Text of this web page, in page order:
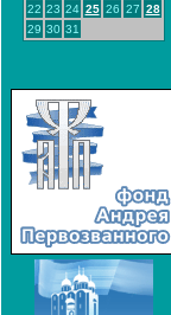
22 23 24 25 26 27 28
29 30 31